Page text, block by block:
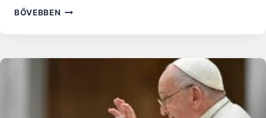
BŐVEBBEN BŰN